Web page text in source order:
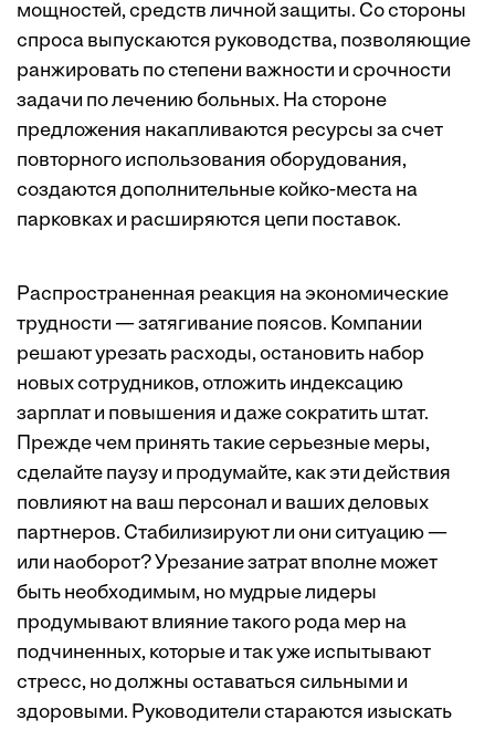
мощностей, средств личной защиты. Со стороны
спроса выпускаются руководства, позволяющие
ранжировать по степени важности и срочности
задачи по лечению больных. На стороне
предложения накапливаются ресурсы за счет
повторного использования оборудования,
создаются дополнительные койко-места на
парковках и расширяются цепи поставок.
Распространенная реакция на экономические
трудности — затягивание поясов. Компании
решают урезать расходы, остановить набор
новых сотрудников, отложить индексацию
зарплат и повышения и даже сократить штат.
Прежде чем принять такие серьезные меры,
сделайте паузу и продумайте, как эти действия
повлияют на ваш персонал и ваших деловых
партнеров. Стабилизируют ли они ситуацию —
или наоборот? Урезание затрат вполне может
быть необходимым, но мудрые лидеры
продумывают влияние такого рода мер на
подчиненных, которые и так уже испытывают
стресс, но должны оставаться сильными и
здоровыми. Руководители стараются изыскать